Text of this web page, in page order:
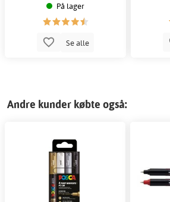
På lager
Se alle
Andre kunder købte også: